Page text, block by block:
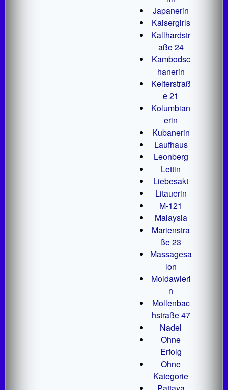
Japanerin
Kaisergirls
Kallhardstr
aße 24
Kambodsc
hanerin
Kelterstraß
e 21
Kolumbian
erin
Kubanerin
Laufhaus
Leonberg
Lettin
Liebesakt
Litauerin
M-121
Malaysia
Marienstra
ße 23
Massagesa
lon
Moldawieri
n
Mollenbac
hstraße 47
Nadel
Ohne
Erfolg
Ohne
Kategorie